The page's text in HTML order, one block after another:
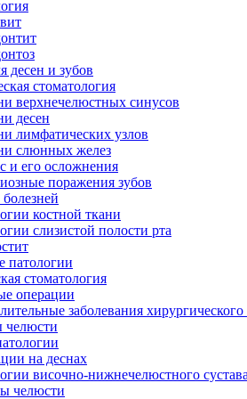
десен и зубов
стоматология
верхнечелюстных синусов
десен
лимфатических узлов
слюнных желез
и его осложнения
поражения зубов
костной ткани
слизистой полости рта
патологии
стоматология
операции
заболевания
челюсти
на деснах
височно-нижнечелюстного сустава
челюсти